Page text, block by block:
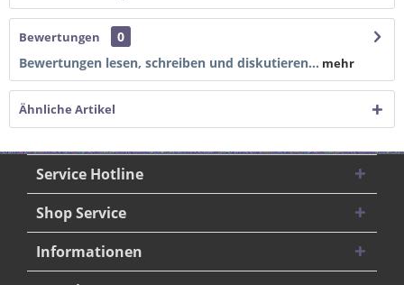
Bewertungen
0
Bewertungen lesen, schreiben und diskutieren... mehr
Ähnliche Artikel
Service Hotline
Shop Service
Informationen